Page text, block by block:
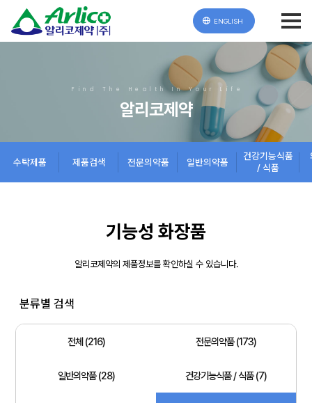
ENGLISH
Find The Health In Your Life
알리코제약
수탁제품 제품검색 전문의약품 일반의약품
건강기능식품
/ 식품
기능성 화장품
알리코제약의 제품정보를 확인하실 수 있습니다.
분류별 검색
전체 (216) 전문의약품 (173)
일반의약품 (28) 건강기능식품 / 식품 (7)